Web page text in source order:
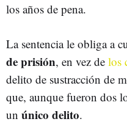
los años de pena.
La sentencia le obliga a
de prisión, en vez de los
delito de sustracción de
que, aunque fueron dos
un único delito.